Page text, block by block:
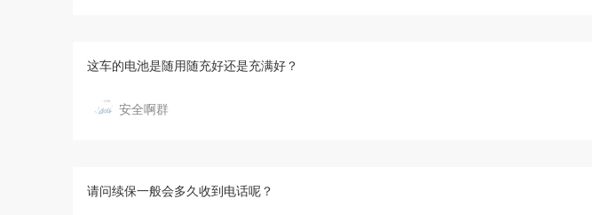
这车的电池是随用随充好还是充满好？
安全啊群
请问续保一般会多久收到电话呢？